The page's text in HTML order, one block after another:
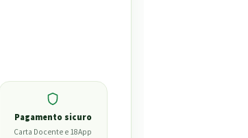
Pagamento sicuro
Carta Docente e 18App